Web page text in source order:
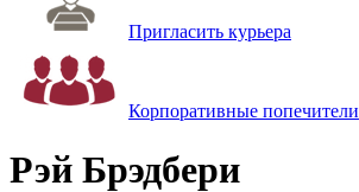
Пригласить курьера
Корпоративные попечители
Рэй Брэдбери